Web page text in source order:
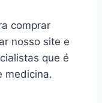
comprar
nosso site e
que é
medicina.